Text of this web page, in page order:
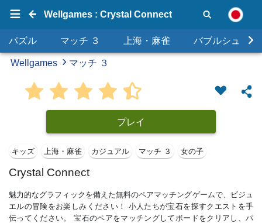
Wellgames : Crystal Connect
パズル マッチ ３ 上海・麻雀 バブルシュータ
Wellgames マッチ ３
プレイ
キッズ 上海・麻雀 カジュアル マッチ ３ 女の子
Crystal Connect
魅力的なグラフィックを備えた無料のペアマッチングゲームで、ビジュ
エルの冒険をお楽しみください！ 小人たちが宝石を探すクエストを手
伝ってください。 宝石のペアをマッチングしてボードをクリアし、パ